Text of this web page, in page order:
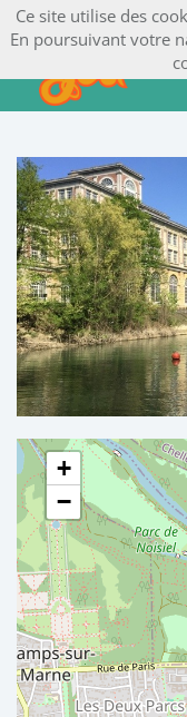
+
−
Ce site utilise des
En poursuivant votre